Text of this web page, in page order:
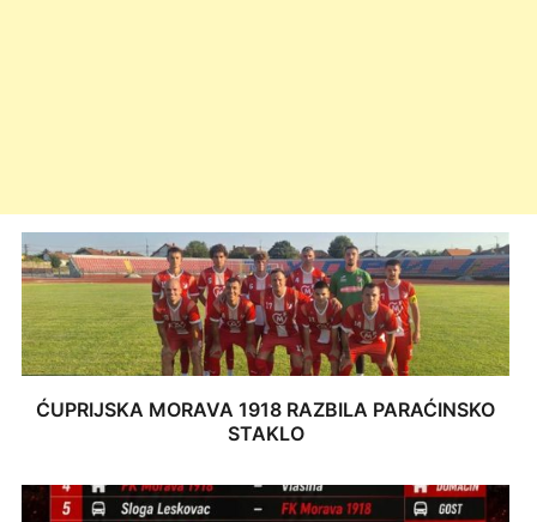
ĆUPRIJSKA MORAVA 1918 RAZBILA PARAĆINSKO
STAKLO